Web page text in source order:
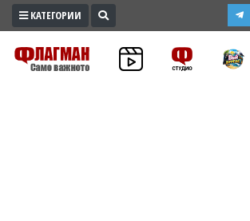
ПРОМО
ЗОНА
КАТЕГОРИИ